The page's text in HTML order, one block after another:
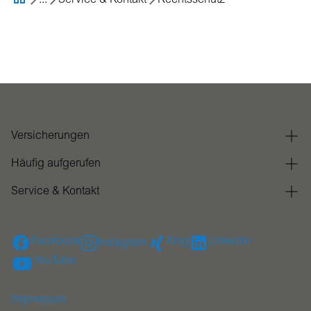
Versicherungen
Häufig aufgerufen
Service & Kontakt
Facebook Instagram Xing
Linkedin
YouTube
Impressum